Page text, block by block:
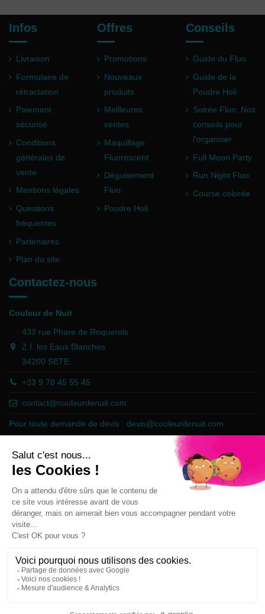
Infos
Livraison
Formulaire de
rétractation
Paiement
sécurisé
Conditions
générales de
vente
Mentions légales
Questions
fréquentes
Partenaires
Plan du site
Offres
Promotions
Nouveaux
produits
Meilleures
ventes
Maquillage
Fluorescent
Déguisement
Fluo
Poudre Holi
Conseils
Guide du Fluo
Guide de la
Poudre Holi
Soirée Fluo, Nos
conseils pour
l'organiser
Full Moon Party
Run Night Fluo
Course colorée
Contactez-nous
Couleur de Nuit
433 rue Phare de Roquerols
Z.I. les Eaux Blanches
34200 SETE
+33 9 78 45 55 45
contact@couleurdenuit.com
Pour toute demande de devis : devis@couleurdenuit.com
Marchand approuvé par la Société des Avis Garantis,cliquez ici pour
vérifier .
Follow us
Newsletter